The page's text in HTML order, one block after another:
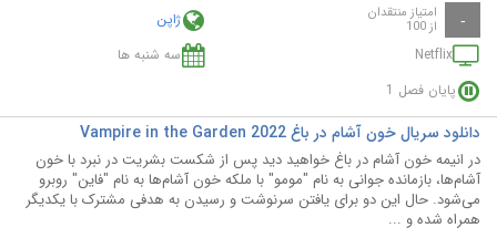
Video
- امتیاز منتقدان
از 100
ژاپن
Netflix
سه شنبه ها
پایان فصل 1
دانلود سریال خون آشام در باغ Vampire in the Garden 2022
در انیمه خون آشام در باغ خواهید دید پس از شکست بشریت در نبرد با خون
آشام‌ها، بازمانده جوانی به نام "مومو" با ملکه خون آشام‌ها به نام "فاین" روبرو
می‌شود. حال این دو برای یافتن سرنوشت و رسیدن به هدفی مشترک با یکدیگر
همراه شده و ...